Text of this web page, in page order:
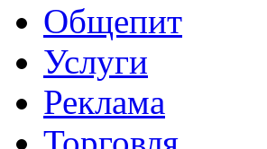
Общепит
Услуги
Реклама